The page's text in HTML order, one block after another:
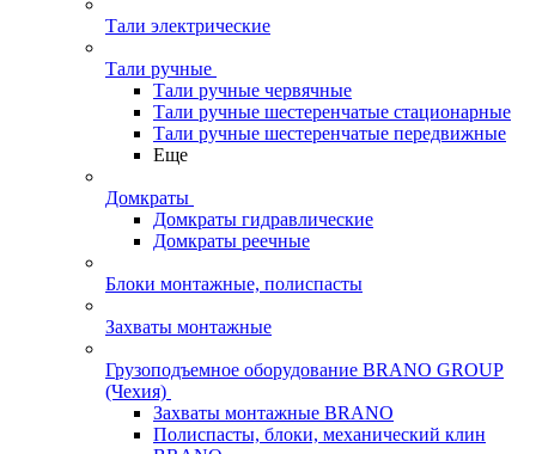
Тали электрические
Тали ручные
Тали ручные червячные
Тали ручные шестеренчатые стационарные
Тали ручные шестеренчатые передвижные
Еще
Домкраты
Домкраты гидравлические
Домкраты реечные
Блоки монтажные, полиспасты
Захваты монтажные
Грузоподъемное оборудование BRANO GROUP
(Чехия)
Захваты монтажные BRANO
Полиспасты, блоки, механический клин